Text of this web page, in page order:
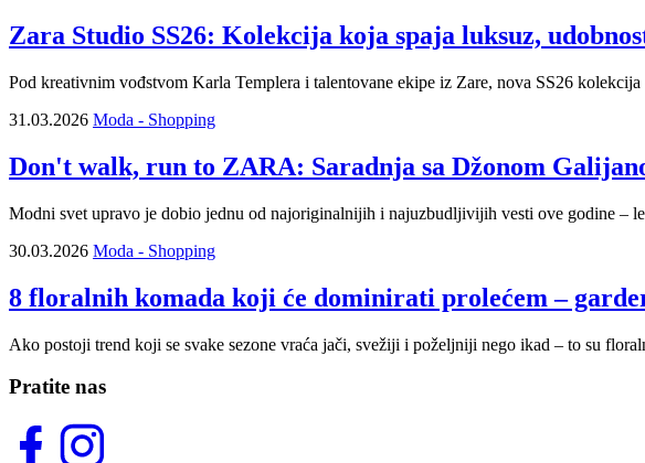
Zara Studio SS26: Kolekcija koja spaja luksuz,
Pod kreativnim vođstvom Karla Templera i talentovane ekipe iz Zare, nova SS26
31.03.2026 Moda - Shopping
Don't walk, run to ZARA: Saradnja sa Džonom
Modni svet upravo je dobio jednu od najoriginalnijih i najuzbudljivijih vesti ove godine –
30.03.2026 Moda - Shopping
8 floralnih komada koji će dominirati prolećem –
Ako postoji trend koji se svake sezone vraća jači, svežiji i poželjniji nego ikad – to su
Pratite nas